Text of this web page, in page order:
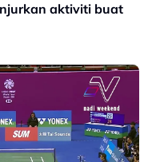
aktiviti buat